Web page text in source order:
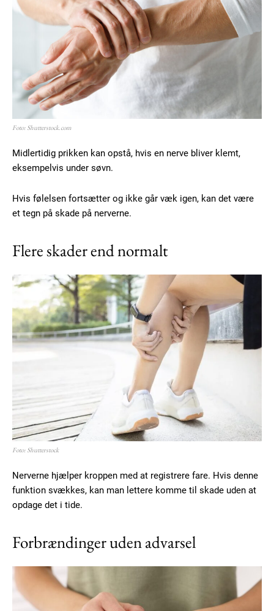
Foto: Shutterstock.com
Midlertidig prikken kan opstå, hvis en nerve bliver klemt,
eksempelvis under søvn.
Hvis følelsen fortsætter og ikke går væk igen, kan det være
et tegn på skade på nerverne.
Flere skader end normalt
Foto: Shutterstock
Nerverne hjælper kroppen med at registrere fare. Hvis denne
funktion svækkes, kan man lettere komme til skade uden at
opdage det i tide.
Forbrændinger uden advarsel